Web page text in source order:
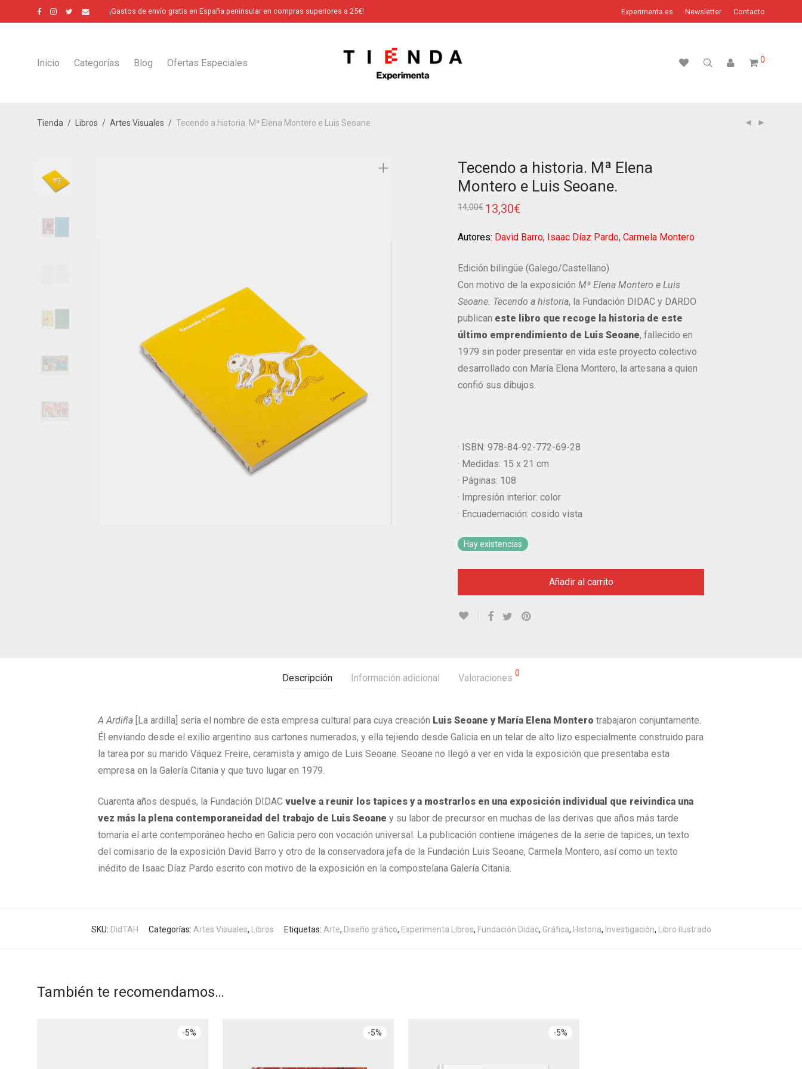
¡Gastos de envío gratis en España peninsular en compras superiores a 25€! Experimenta.es Newsletter Contacto
Inicio Categorías Blog Ofertas Especiales 0
Tienda / Libros / Artes Visuales / Tecendo a historia. Mª Elena Montero e Luis Seoane.
Tecendo a historia. Mª Elena
Montero e Luis Seoane.
14,00€ 13,30€
Autores: David Barro, Isaac Díaz Pardo, Carmela Montero
Edición bilingüe (Galego/Castellano)
Con motivo de la exposición Mª Elena Montero e Luis
Seoane. Tecendo a historia, la Fundación DIDAC y DARDO
publican este libro que recoge la historia de este
último emprendimiento de Luis Seoane, fallecido en
1979 sin poder presentar en vida este proyecto colectivo
desarrollado con María Elena Montero, la artesana a quien
confió sus dibujos.
· ISBN: 978-84-92-772-69-28
· Medidas: 15 x 21 cm
· Páginas: 108
· Impresión interior: color
· Encuadernación: cosido vista
Hay existencias
Añadir al carrito
Descripción Información adicional Valoraciones 0
A Ardiña [La ardilla] sería el nombre de esta empresa cultural para cuya creación Luis Seoane y María Elena Montero trabajaron conjuntamente.
Él enviando desde el exilio argentino sus cartones numerados, y ella tejiendo desde Galicia en un telar de alto lizo especialmente construido para
la tarea por su marido Váquez Freire, ceramista y amigo de Luis Seoane. Seoane no llegó a ver en vida la exposición que presentaba esta
empresa en la Galería Citania y que tuvo lugar en 1979.
Cuarenta años después, la Fundación DIDAC vuelve a reunir los tapices y a mostrarlos en una exposición individual que reivindica una
vez más la plena contemporaneidad del trabajo de Luis Seoane y su labor de precursor en muchas de las derivas que años más tarde
tomaría el arte contemporáneo hecho en Galicia pero con vocación universal. La publicación contiene imágenes de la serie de tapices, un texto
del comisario de la exposición David Barro y otro de la conservadora jefa de la Fundación Luis Seoane, Carmela Montero, así como un texto
inédito de Isaac Díaz Pardo escrito con motivo de la exposición en la compostelana Galería Citania.
SKU: DidTAH Categorías: Artes Visuales, Libros Etiquetas: Arte, Diseño gráfico, Experimenta Libros, Fundación Didac, Gráfica, Historia, Investigación, Libro ilustrado
También te recomendamos…
-5% -5% -5%